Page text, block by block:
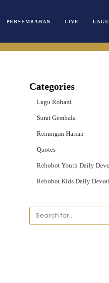
PERSEMBAHAN LIVE
Categories
Lagu Rohani
Surat Gembala
Renungan Harian
Quotes
Rehobot Youth Daily
Rehobot Kids Daily